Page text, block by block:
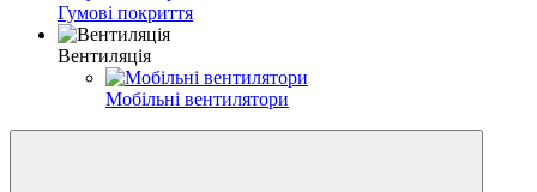
Гумові покриття
Вентиляція
Мобільні вентилятори